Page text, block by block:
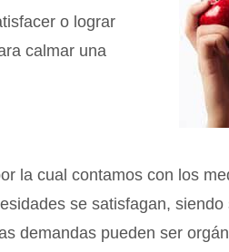
o lograr
calmar una
la cual contamos con los
se satisfagan,
demandas pueden ser